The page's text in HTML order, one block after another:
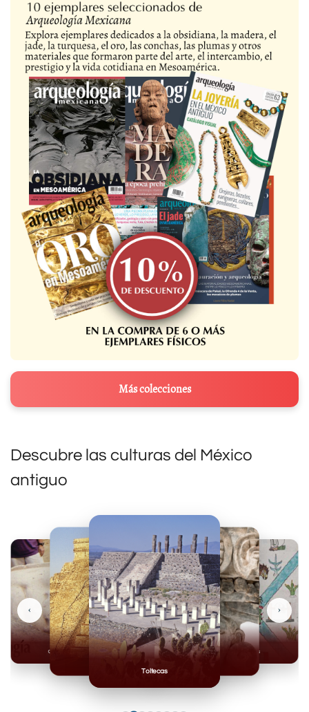
Más colecciones
Descubre las culturas del México
antiguo
Toltecas
Mexicas
Olmecas
‹ ›